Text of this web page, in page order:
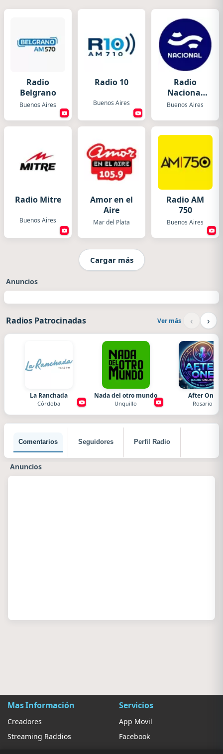
Radio
Belgrano
Buenos Aires
Radio 10
Buenos Aires
Radio
Nacional
Folklórica
Buenos Aires
Radio Mitre
Buenos Aires
Amor en el
Aire
Mar del Plata
Radio AM
750
Buenos Aires
Cargar más
Anuncios
Radios Patrocinadas Ver más ‹ ›
La Ranchada
Córdoba
Nada del otro mundo
Unquillo
After One
Rosario
Comentarios Seguidores Perfil Radio
Anuncios
Mas Información
Creadores
Streaming Raddios
Servicios
App Movil
Facebook